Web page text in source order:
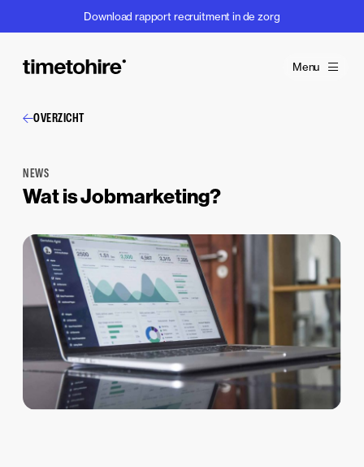
Download rapport recruitment in de zorg
Menu
OVERZICHT
NEWS
Wat is Jobmarketing?